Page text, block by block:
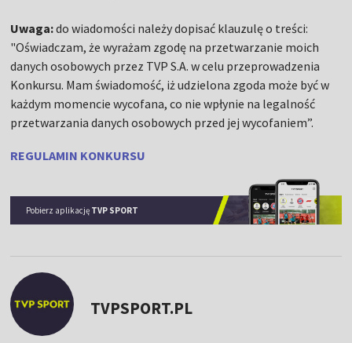
Uwaga:do wiadomości należy dopisać klauzulę o treści:
"Oświadczam, że wyrażam zgodę na przetwarzanie moich
danych osobowych przez TVP S.A. w celu przeprowadzenia
Konkursu. Mam świadomość, iż udzielona zgoda może być w
każdym momencie wycofana, co nie wpłynie na legalność
przetwarzania danych osobowych przed jej wycofaniem”.
REGULAMIN KONKURSU
Pobierz aplikację TVP SPORT
TVPSPORT.PL